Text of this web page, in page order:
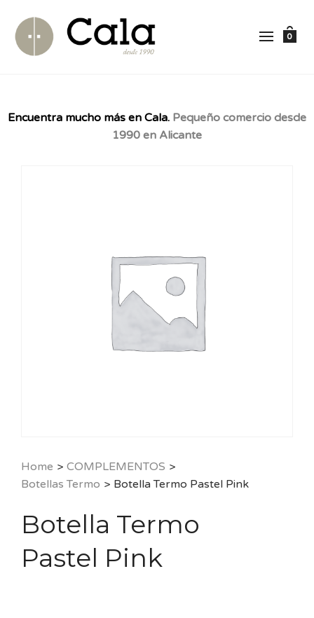
0
Encuentra mucho más en Cala. Pequeño comercio desde
1990 en Alicante
Home > COMPLEMENTOS >
Botellas Termo > Botella Termo Pastel Pink
Botella Termo
Pastel Pink